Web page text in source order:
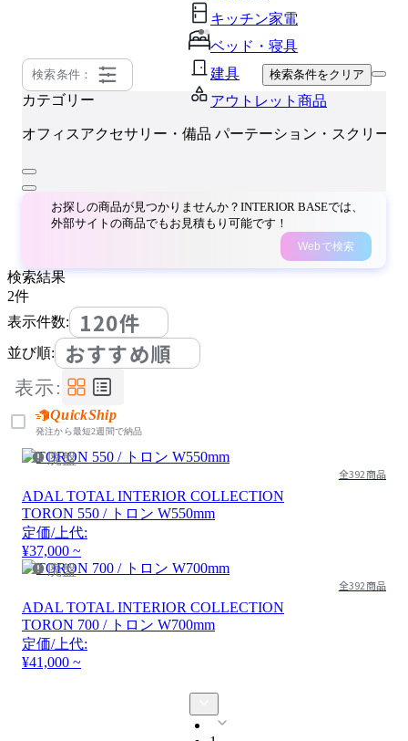
キッチン家電
ベッド・寝具
建具
アウトレット商品
検索条件： 検索条件をクリア
カテゴリー
オフィスアクセサリー・備品 パーテーション・スクリーン
お探しの商品が見つかりませんか？INTERIOR BASEでは、
外部サイトの商品でもお見積もり可能です！
Webで検索
検索結果
2件
表示件数:
120件
並び順: おすすめ順
表示:
QuickShip
発注から最短2週間で納品
廃盤
全392商品
ADAL TOTAL INTERIOR COLLECTION
TORON 550 / トロン W550mm
定価/上代:
¥37,000 ~
廃盤
全392商品
ADAL TOTAL INTERIOR COLLECTION
TORON 700 / トロン W700mm
定価/上代:
¥41,000 ~